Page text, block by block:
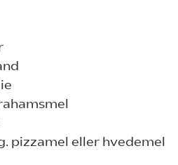
pizzamel eller hvedemel